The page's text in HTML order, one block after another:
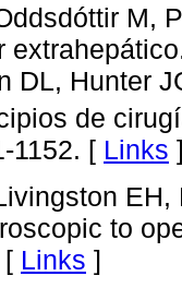
M,
DL, Hunter
de
1152. [ Links ]
EH,
to
[ Links ]